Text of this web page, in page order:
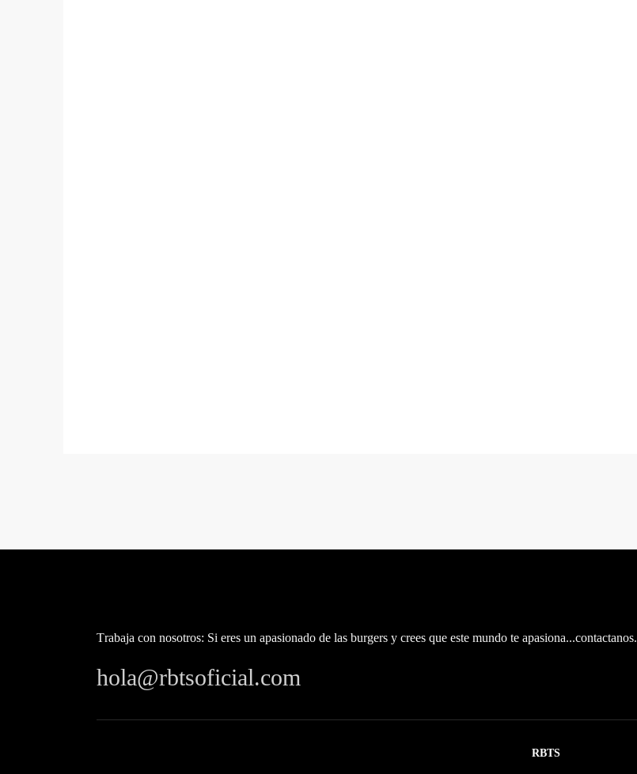
Trabaja con nosotros: Si eres un apasionado de las burgers y crees que este mundo te apasiona...contactanos.
hola@rbtsoficial.com
RBTS